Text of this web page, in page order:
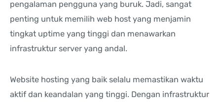
pengalaman pengguna yang buruk. Jadi, sangat
penting untuk memilih web host yang menjamin
tingkat uptime yang tinggi dan menawarkan
infrastruktur server yang andal.
Website hosting yang baik selalu memastikan waktu
aktif dan keandalan yang tinggi. Dengan infrastruktur